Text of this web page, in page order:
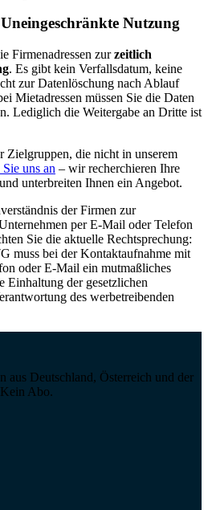
Nutzung
Firmenadressen zur zeitlich
. Es gibt kein Verfallsdatum, keine
zur Datenlöschung nach Ablauf
Mietadressen müssen Sie die Daten
Lediglich die Weitergabe an Dritte ist
Zielgruppen, die nicht in unserem
uns an – wir recherchieren Ihre
unterbreiten Ihnen ein Angebot.
der Firmen zur
per E-Mail oder Telefon
Sie die aktuelle Rechtsprechung:
muss bei der Kontaktaufnahme mit
oder E-Mail ein mutmaßliches
Einhaltung der gesetzlichen
des werbetreibenden
aus Deutschland, Österreich und der
Abo.